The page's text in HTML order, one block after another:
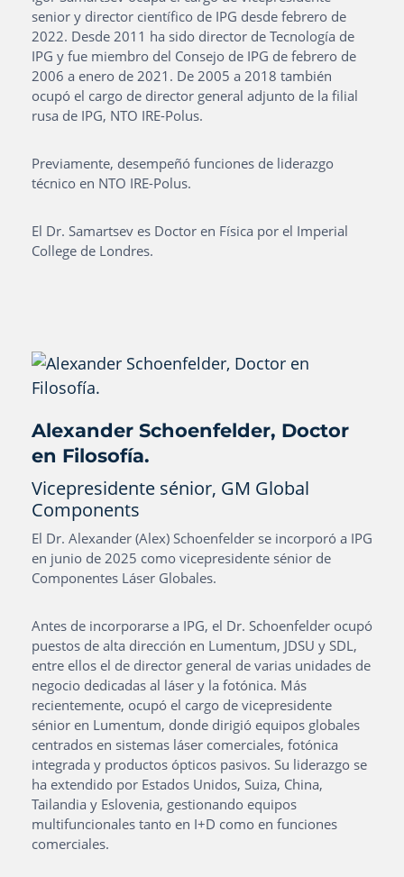
senior y director científico de IPG desde febrero de
2022. Desde 2011 ha sido director de Tecnología de
IPG y fue miembro del Consejo de IPG de febrero de
2006 a enero de 2021. De 2005 a 2018 también
ocupó el cargo de director general adjunto de la filial
rusa de IPG, NTO IRE-Polus.
Previamente, desempeñó funciones de liderazgo
técnico en NTO IRE-Polus.
El Dr. Samartsev es Doctor en Física por el Imperial
College de Londres.
Alexander Schoenfelder, Doctor
en Filosofía.
Vicepresidente sénior, GM Global
Components
El Dr. Alexander (Alex) Schoenfelder se incorporó a IPG
en junio de 2025 como vicepresidente sénior de
Componentes Láser Globales.
Antes de incorporarse a IPG, el Dr. Schoenfelder ocupó
puestos de alta dirección en Lumentum, JDSU y SDL,
entre ellos el de director general de varias unidades de
negocio dedicadas al láser y la fotónica. Más
recientemente, ocupó el cargo de vicepresidente
sénior en Lumentum, donde dirigió equipos globales
centrados en sistemas láser comerciales, fotónica
integrada y productos ópticos pasivos. Su liderazgo se
ha extendido por Estados Unidos, Suiza, China,
Tailandia y Eslovenia, gestionando equipos
multifuncionales tanto en I+D como en funciones
comerciales.